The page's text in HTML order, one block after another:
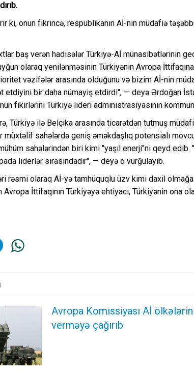
ki, onun fikrincə, respublikanın Aİ-nin müdafiə
baş verən hadisələr Türkiyə-Aİ münasibətlərinin
olaraq yenilənməsinin Türkiyənin Avropa
vəzifələr arasında olduğunu və bizim Aİ-nin
etdiyini bir daha nümayiş etdirdi", — deyə Ərdoğan
fikirlərini Türkiyə lideri administrasiyasının
Türkiyə ilə Belçika arasında ticarətdən tutmuş
müxtəlif sahələrdə geniş əməkdaşlıq potensialı
sahələrindən biri kimi "yaşıl enerji"ni qeyd
liderlər sırasındadır", — deyə o vurğulayıb.
rəsmi olaraq Aİ-yə tamhüquqlu üzv kimi daxil olmağa
İttifaqının Türkiyəyə ehtiyacı, Türkiyənin ona
Avropa Komissiyası Aİ
verməyə çağırıb